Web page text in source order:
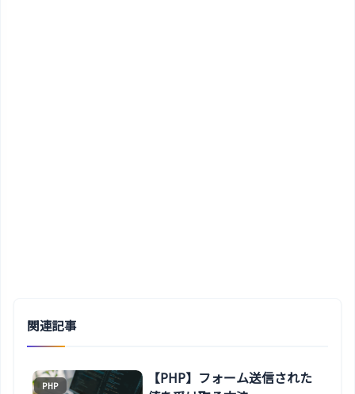
関連記事
PHP
【PHP】フォーム送信された